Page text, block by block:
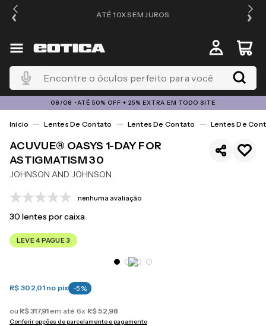
ATÉ 10X SEM JUROS
Encontre o óculos perfeito para você
08/08 •ATÉ 50% OFF + 25% EXTRA EM TODO SITE
Lentes De Contato Lentes De Contato Lentes De
ACUVUE® OASYS 1-DAY FOR
ASTIGMATISM 30
JOHNSON AND JOHNSON
nenhuma avaliação
30lentes por caixa
LEVE 4 PAGUE 3
R$ 302,01 no pix -5 %
ou R$317,91 em até 6x R$52,98
Conferir opções de parcelamento e pagamento